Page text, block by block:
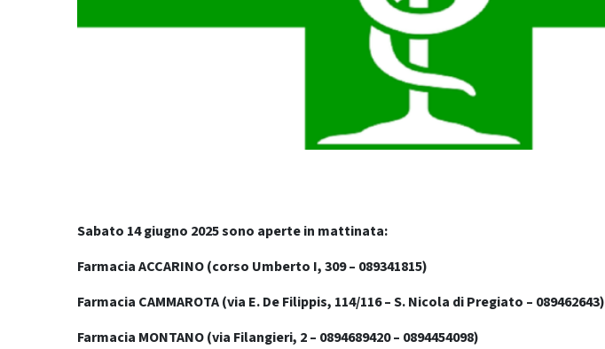
Sabato 14 giugno 2025 sono aperte in mattinata:
Farmacia ACCARINO (corso Umberto I, 309 – 089341815)
Farmacia CAMMAROTA (via E. De Filippis, 114/116 – S. Nicola di Pregiato – 089462643)
Farmacia MONTANO (via Filangieri, 2 – 0894689420 – 0894454098)